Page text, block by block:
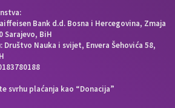
Bank d.d. Bosna i Hercegovina, Zmaja
Sarajevo, BiH
Nauka i svijet, Envera Šehovića 58,
svrhu plaćanja kao “Donacija”